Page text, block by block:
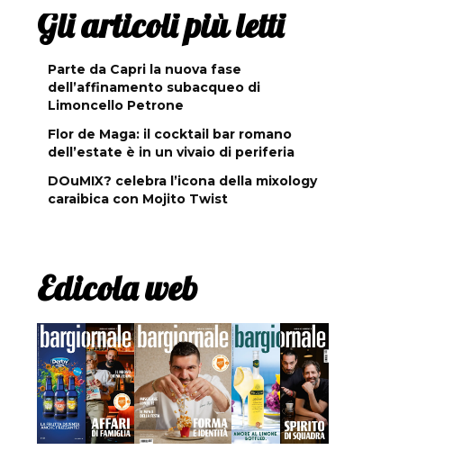
Gli articoli più letti
Parte da Capri la nuova fase
dell’affinamento subacqueo di
Limoncello Petrone
Flor de Maga: il cocktail bar romano
dell’estate è in un vivaio di periferia
DOuMIX? celebra l’icona della mixology
caraibica con Mojito Twist
Edicola web